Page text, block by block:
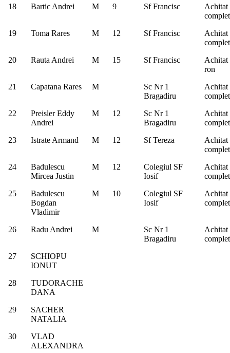
18
Bartic Andrei M 9 Sf Francisc
Achitat
complet
19
Toma Rares M 12 Sf Francisc
Achitat
complet
20
Rauta Andrei M 15 Sf Francisc
Achitat
ron
21
Capatana Rares M
Sc Nr 1
Bragadiru
Achitat
complet
22
Preisler Eddy
Andrei
M 12
Sc Nr 1
Bragadiru
Achitat
complet
23
Istrate Armand M 12 Sf Tereza
Achitat
complet
24
Badulescu
Mircea Justin
M 12
Colegiul SF
Iosif
Achitat
complet
25
Badulescu
Bogdan
Vladimir
M 10
Colegiul SF
Iosif
Achitat
complet
26 Radu Andrei M
Sc Nr 1
Bragadiru
Achitat
complet
27
SCHIOPU
IONUT
28
TUDORACHE
DANA
29
SACHER
NATALIA
30
VLAD
ALEXANDRA